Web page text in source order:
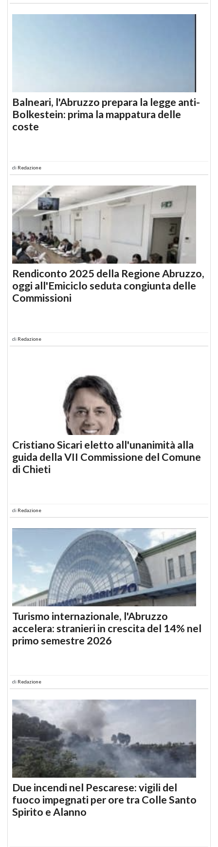
Balneari, l'Abruzzo prepara la legge anti-
Bolkestein: prima la mappatura delle
coste
di Redazione
Rendiconto 2025 della Regione Abruzzo,
oggi all'Emiciclo seduta congiunta delle
Commissioni
di Redazione
Cristiano Sicari eletto all'unanimità alla
guida della VII Commissione del Comune
di Chieti
di Redazione
Turismo internazionale, l'Abruzzo
accelera: stranieri in crescita del 14% nel
primo semestre 2026
di Redazione
Due incendi nel Pescarese: vigili del
fuoco impegnati per ore tra Colle Santo
Spirito e Alanno